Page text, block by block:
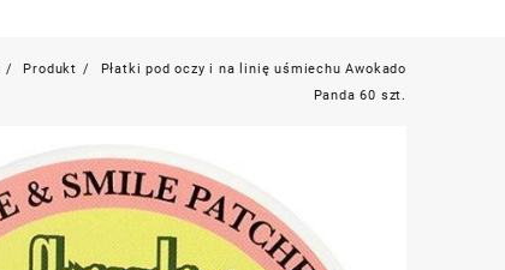
Produkt
Płatki pod oczy i na linię uśmiechu Awokado
Panda 60 szt.